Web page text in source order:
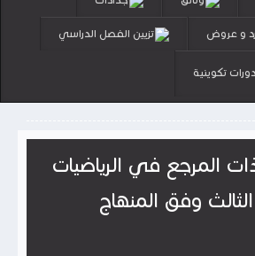
و عروض تزيين الفصل الدراسي
دورات تكوينية
المرجع في الرياضيات
وفق المنهاج